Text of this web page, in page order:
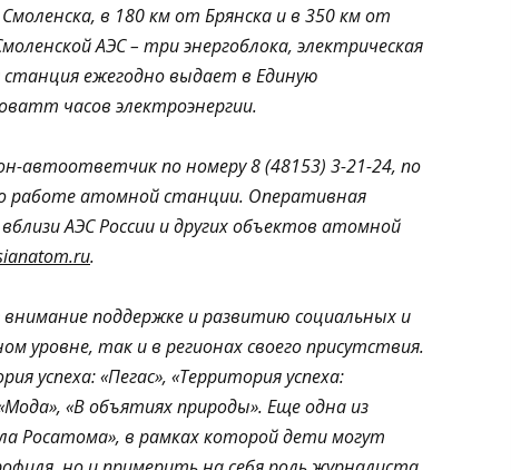
в 180 км от Брянска и в 350 км от
АЭС – три энергоблока, электрическая
ежегодно выдает в Единую
часов электроэнергии.
автоответчик по номеру 8 (48153) 3-21-24, по
атомной станции. Оперативная
АЭС России и других объектов атомной
.
внимание поддержке и развитию социальных и
уровне, так и в регионах своего присутствия.
успеха: «Пегас», «Территория успеха:
«В объятиях природы». Еще одна из
Росатома», в рамках которой дети могут